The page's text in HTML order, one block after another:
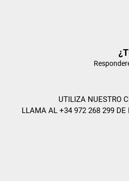
UTILIZA NUESTRO
LLAMA AL +34 972 268 299